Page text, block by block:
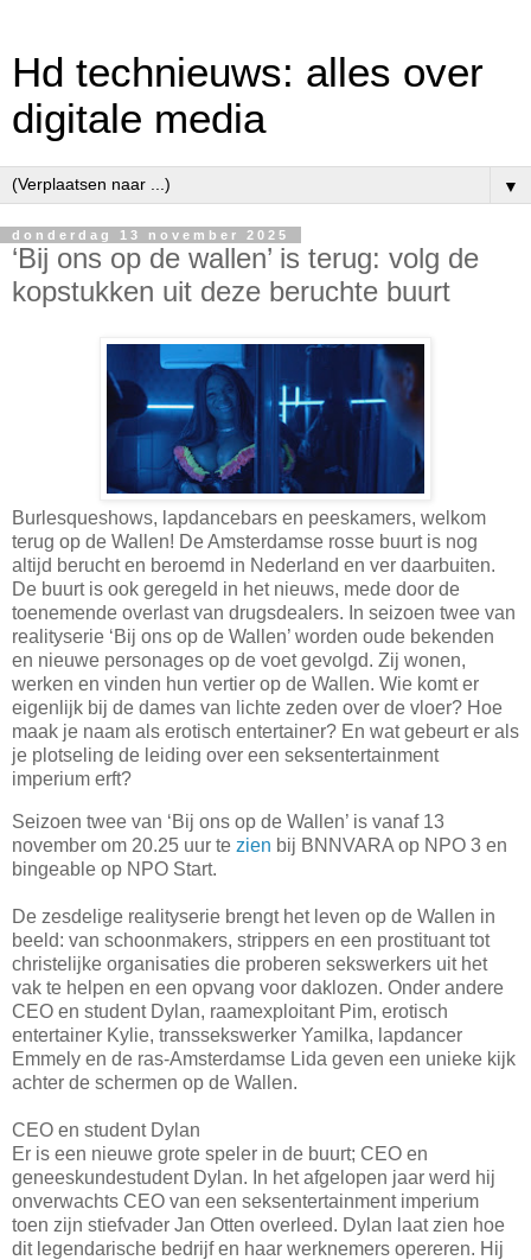
Hd technieuws: alles over
digitale media
▼
donderdag 13 november 2025
‘Bij ons op de wallen’ is terug: volg de
kopstukken uit deze beruchte buurt
Burlesqueshows, lapdancebars en peeskamers, welkom
terug op de Wallen! De Amsterdamse rosse buurt is nog
altijd berucht en beroemd in Nederland en ver daarbuiten.
De buurt is ook geregeld in het nieuws, mede door de
toenemende overlast van drugsdealers. In seizoen twee van
realityserie ‘Bij ons op de Wallen’ worden oude bekenden
en nieuwe personages op de voet gevolgd. Zij wonen,
werken en vinden hun vertier op de Wallen. Wie komt er
eigenlijk bij de dames van lichte zeden over de vloer? Hoe
maak je naam als erotisch entertainer? En wat gebeurt er als
je plotseling de leiding over een seksentertainment
imperium erft?
Seizoen twee van ‘Bij ons op de Wallen’ is vanaf 13
november om 20.25 uur te zien bij BNNVARA op NPO 3 en
bingeable op NPO Start.
De zesdelige realityserie brengt het leven op de Wallen in
beeld: van schoonmakers, strippers en een prostituant tot
christelijke organisaties die proberen sekswerkers uit het
vak te helpen en een opvang voor daklozen. Onder andere
CEO en student Dylan, raamexploitant Pim, erotisch
entertainer Kylie, transsekswerker Yamilka, lapdancer
Emmely en de ras-Amsterdamse Lida geven een unieke kijk
achter de schermen op de Wallen.
CEO en student Dylan
Er is een nieuwe grote speler in de buurt; CEO en
geneeskundestudent Dylan. In het afgelopen jaar werd hij
onverwachts CEO van een seksentertainment imperium
toen zijn stiefvader Jan Otten overleed. Dylan laat zien hoe
dit legendarische bedrijf en haar werknemers opereren. Hij